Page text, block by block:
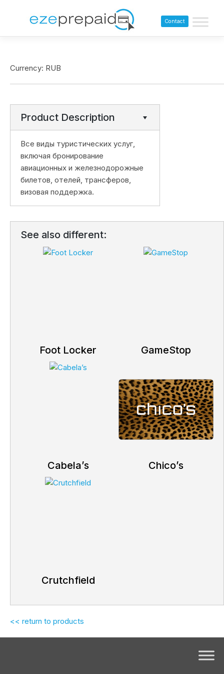
Contact
Currency: RUB
Product Description
Все виды туристических услуг,
включая бронирование
авиационных и железнодорожные
билетов, отелей, трансферов,
визовая поддержка.
See also different:
Foot Locker GameStop
Cabela’s Chico’s
Crutchfield
<< return to products